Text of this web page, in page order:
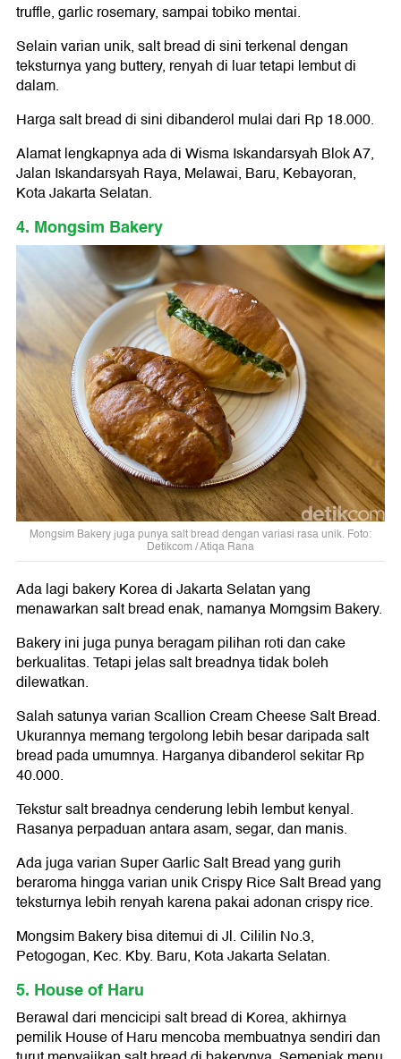
truffle, garlic rosemary, sampai tobiko mentai.
Selain varian unik, salt bread di sini terkenal dengan
teksturnya yang buttery, renyah di luar tetapi lembut di
dalam.
Harga salt bread di sini dibanderol mulai dari Rp 18.000.
Alamat lengkapnya ada di Wisma Iskandarsyah Blok A7,
Jalan Iskandarsyah Raya, Melawai, Baru, Kebayoran,
Kota Jakarta Selatan.
4. Mongsim Bakery
Mongsim Bakery juga punya salt bread dengan variasi rasa unik. Foto:
Detikcom / Atiqa Rana
Ada lagi bakery Korea di Jakarta Selatan yang
menawarkan salt bread enak, namanya Momgsim Bakery.
Bakery ini juga punya beragam pilihan roti dan cake
berkualitas. Tetapi jelas salt breadnya tidak boleh
dilewatkan.
Salah satunya varian Scallion Cream Cheese Salt Bread.
Ukurannya memang tergolong lebih besar daripada salt
bread pada umumnya. Harganya dibanderol sekitar Rp
40.000.
Tekstur salt breadnya cenderung lebih lembut kenyal.
Rasanya perpaduan antara asam, segar, dan manis.
Ada juga varian Super Garlic Salt Bread yang gurih
beraroma hingga varian unik Crispy Rice Salt Bread yang
teksturnya lebih renyah karena pakai adonan crispy rice.
Mongsim Bakery bisa ditemui di Jl. Cililin No.3,
Petogogan, Kec. Kby. Baru, Kota Jakarta Selatan.
5. House of Haru
Berawal dari mencicipi salt bread di Korea, akhirnya
pemilik House of Haru mencoba membuatnya sendiri dan